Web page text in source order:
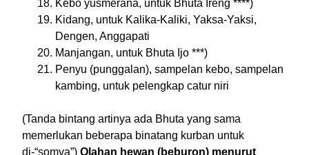
Kebo yusmerana, untuk Bhuta Ireng ****)
Kidang, untuk Kalika-Kaliki, Yaksa-Yaksi,
Dengen, Anggapati
Manjangan, untuk Bhuta Ijo ***)
Penyu (punggalan), sampelan kebo, sampelan
kambing, untuk pelengkap catur niri
(Tanda bintang artinya ada Bhuta yang sama
memerlukan beberapa binatang kurban untuk
di-“somya”) Olahan hewan (beburon) menurut